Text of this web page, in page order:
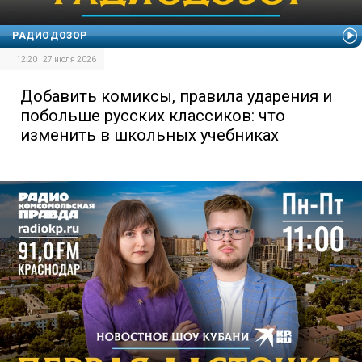
РАДИОДОЗОР
12:20 | 27 июля 2026
Добавить комиксы, правила ударения и
побольше русских классиков: что
изменить в школьных учебниках